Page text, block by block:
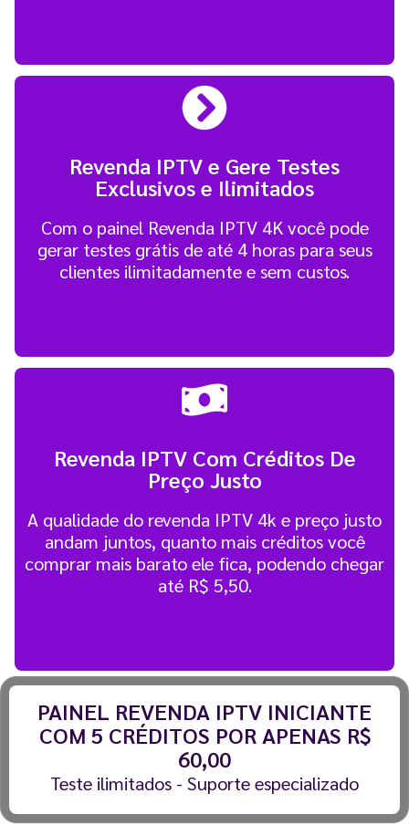
Revenda IPTV e Gere Testes
Exclusivos e Ilimitados
Com o painel Revenda IPTV 4K você pode
gerar testes grátis de até 4 horas para seus
clientes ilimitadamente e sem custos.
Revenda IPTV Com Créditos De
Preço Justo
A qualidade do revenda IPTV 4k e preço justo
andam juntos, quanto mais créditos você
comprar mais barato ele fica, podendo chegar
até R$ 5,50.
PAINEL REVENDA IPTV INICIANTE
COM 5 CRÉDITOS POR APENAS R$
60,00
Teste ilimitados - Suporte especializado